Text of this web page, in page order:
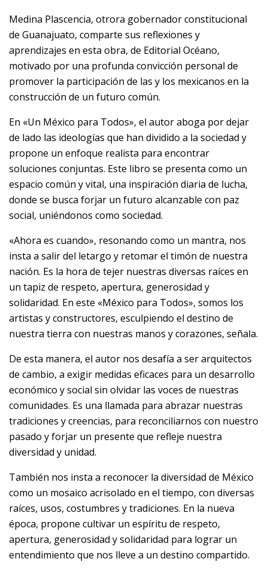
Medina Plascencia, otrora gobernador constitucional
de Guanajuato, comparte sus reflexiones y
aprendizajes en esta obra, de Editorial Océano,
motivado por una profunda convicción personal de
promover la participación de las y los mexicanos en la
construcción de un futuro común.
En «Un México para Todos», el autor aboga por dejar
de lado las ideologías que han dividido a la sociedad y
propone un enfoque realista para encontrar
soluciones conjuntas. Este libro se presenta como un
espacio común y vital, una inspiración diaria de lucha,
donde se busca forjar un futuro alcanzable con paz
social, uniéndonos como sociedad.
«Ahora es cuando», resonando como un mantra, nos
insta a salir del letargo y retomar el timón de nuestra
nación. Es la hora de tejer nuestras diversas raíces en
un tapiz de respeto, apertura, generosidad y
solidaridad. En este «México para Todos», somos los
artistas y constructores, esculpiendo el destino de
nuestra tierra con nuestras manos y corazones, señala.
De esta manera, el autor nos desafía a ser arquitectos
de cambio, a exigir medidas eficaces para un desarrollo
económico y social sin olvidar las voces de nuestras
comunidades. Es una llamada para abrazar nuestras
tradiciones y creencias, para reconciliarnos con nuestro
pasado y forjar un presente que refleje nuestra
diversidad y unidad.
También nos insta a reconocer la diversidad de México
como un mosaico acrisolado en el tiempo, con diversas
raíces, usos, costumbres y tradiciones. En la nueva
época, propone cultivar un espíritu de respeto,
apertura, generosidad y solidaridad para lograr un
entendimiento que nos lleve a un destino compartido.